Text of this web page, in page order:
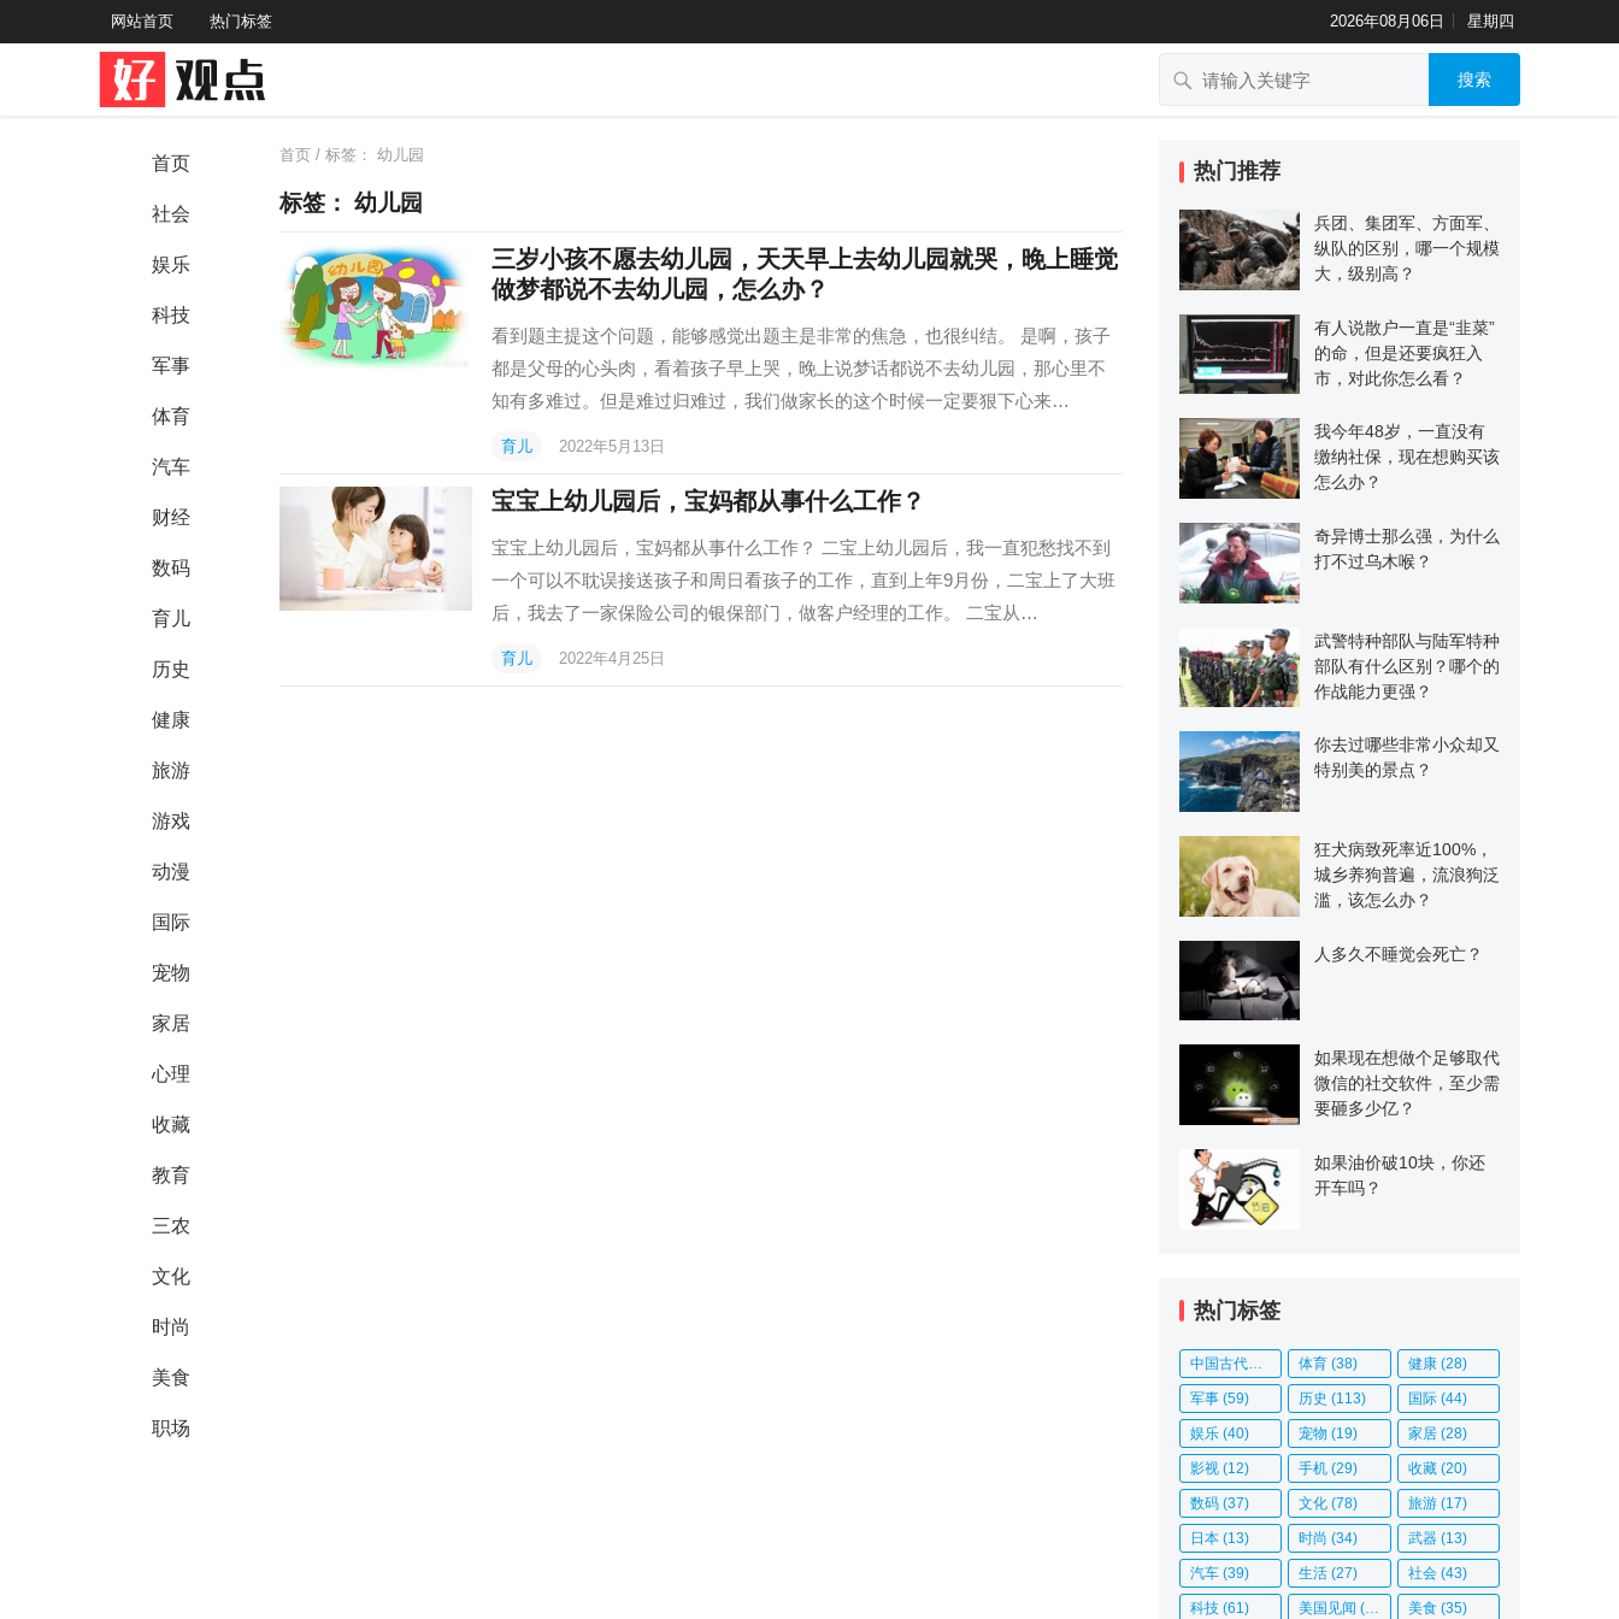
网站首页 热门标签 2026年08月06日 星期四
搜索
首页
社会
娱乐
科技
军事
体育
汽车
财经
数码
育儿
历史
健康
旅游
游戏
动漫
国际
宠物
家居
心理
收藏
教育
三农
文化
时尚
美食
职场
首页 / 标签： 幼儿园
标签： 幼儿园
三岁小孩不愿去幼儿园，天天早上去幼儿园就哭，晚上睡觉
做梦都说不去幼儿园，怎么办？
看到题主提这个问题，能够感觉出题主是非常的焦急，也很纠结。 是啊，孩子
都是父母的心头肉，看着孩子早上哭，晚上说梦话都说不去幼儿园，那心里不
知有多难过。但是难过归难过，我们做家长的这个时候一定要狠下心来…
育儿 2022年5月13日
宝宝上幼儿园后，宝妈都从事什么工作？
宝宝上幼儿园后，宝妈都从事什么工作？ 二宝上幼儿园后，我一直犯愁找不到
一个可以不耽误接送孩子和周日看孩子的工作，直到上年9月份，二宝上了大班
后，我去了一家保险公司的银保部门，做客户经理的工作。 二宝从…
育儿 2022年4月25日
热门推荐
兵团、集团军、方面军、
纵队的区别，哪一个规模
大，级别高？
有人说散户一直是“韭菜”
的命，但是还要疯狂入
市，对此你怎么看？
我今年48岁，一直没有
缴纳社保，现在想购买该
怎么办？
奇异博士那么强，为什么
打不过乌木喉？
武警特种部队与陆军特种
部队有什么区别？哪个的
作战能力更强？
你去过哪些非常小众却又
特别美的景点？
狂犬病致死率近100%，
城乡养狗普遍，流浪狗泛
滥，该怎么办？
人多久不睡觉会死亡？
如果现在想做个足够取代
微信的社交软件，至少需
要砸多少亿？
如果油价破10块，你还
开车吗？
热门标签
体育 (38) 健康(28)
军事 (59) 历史 (113) 国际(44)
娱乐 (40) 宠物 (19) 家居(28)
影视 (12) 手机 (29) 收藏(20)
数码 (37) 文化 (78) 旅游(17)
日本 (13) 时尚 (34) 武器(13)
汽车 (39) 生活 (27) 社会(43)
科技 (61) 美国见闻 (20) 美食(35)